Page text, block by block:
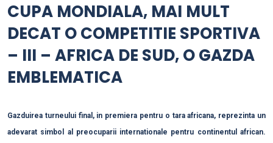
CUPA MONDIALA, MAI MULT
DECAT O COMPETITIE SPORTIVA
– III – AFRICA DE SUD, O GAZDA
EMBLEMATICA
Gazduirea turneului final, in premiera pentru o tara africana, reprezinta un
adevarat simbol al preocuparii internationale pentru continentul african.